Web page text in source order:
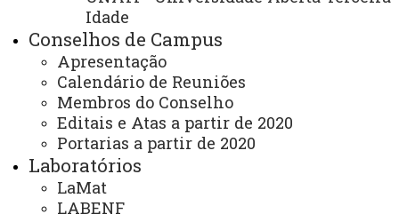
Idade
Conselhos de Campus
Apresentação
Calendário de Reuniões
Membros do Conselho
Editais e Atas a partir de 2020
Portarias a partir de 2020
Laboratórios
LaMat
LABENF
Secretaria Geral
Gabinete Reitoria
Secretaria dos Conselhos Superiores
PRÓ-REITORIAS
Administração e Finanças
Extensão